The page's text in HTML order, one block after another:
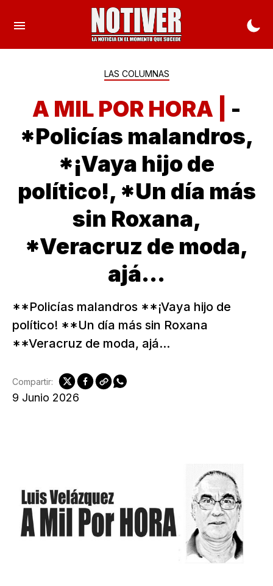
LAS COLUMNAS
A MIL POR HORA | -
*Policías malandros,
*¡Vaya hijo de
político!, *Un día más
sin Roxana,
*Veracruz de moda,
ajá...
**Policías malandros **¡Vaya hijo de
político! **Un día más sin Roxana
**Veracruz de moda, ajá...
9 Junio 2026
Compartir: